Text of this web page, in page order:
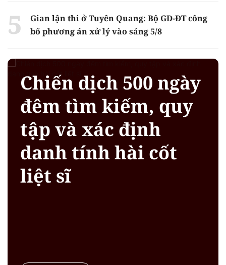
Gian lận thi ở Tuyên Quang: Bộ GD-ĐT công
bố phương án xử lý vào sáng 5/8
Chiến dịch 500 ngày
đêm tìm kiếm, quy
tập và xác định
danh tính hài cốt
liệt sĩ